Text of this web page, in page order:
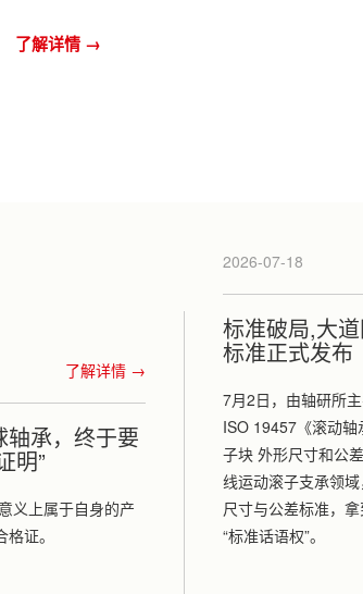
了解详情 →
了解详情 →
承，终于要
明”
义上属于自身的产
证。
2026-07-18
标准破局,大
标准正式发布
7月2日，由轴研所
ISO 19457《滚动
子块 外形尺寸和公
线运动滚子支承领
尺寸与公差标准，
“标准话语权”。